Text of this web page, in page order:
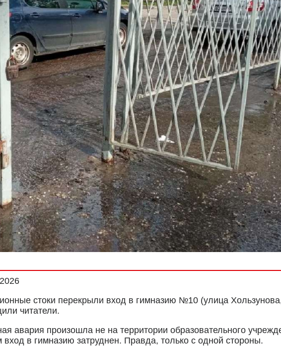
стоки перекрыли вход в гимназию №10 (улица
читатели.
авария произошла не на территории образовательного
в гимназию затруднен. Правда, только с одной стороны.